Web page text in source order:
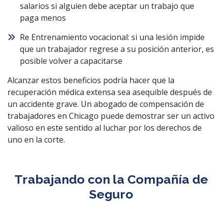
salarios si alguien debe aceptar un trabajo que
paga menos
Re Entrenamiento vocacional: si una lesión impide
que un trabajador regrese a su posición anterior, es
posible volver a capacitarse
Alcanzar estos beneficios podría hacer que la
recuperación médica extensa sea asequible después de
un accidente grave. Un abogado de compensación de
trabajadores en Chicago puede demostrar ser un activo
valioso en este sentido al luchar por los derechos de
uno en la corte.
Trabajando con la Compañía de
Seguro